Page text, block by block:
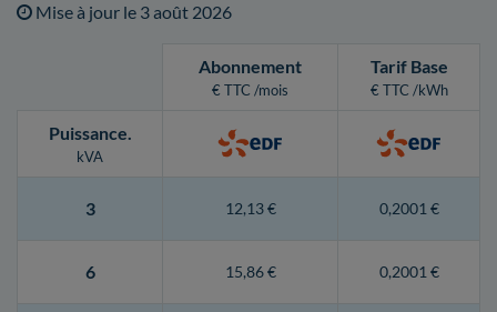
Mise à jour le 3 août 2026
Abonnement
€ TTC /mois
Tarif Base
€ TTC /kWh
Puissance.
kVA
3 12,13 € 0,2001 €
6 15,86 € 0,2001 €